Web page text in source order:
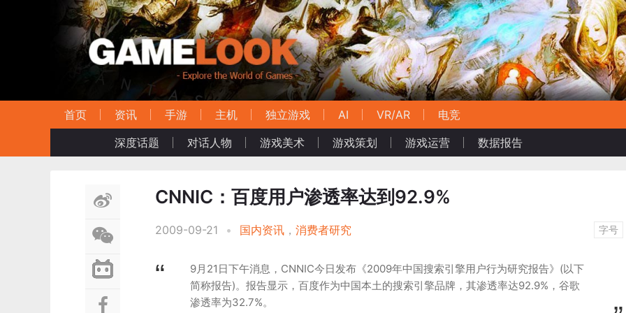
首页 资讯 手游 主机 独立游戏 AI VR/AR
电竞
深度话题
对话人物 游戏美术 游戏策划 游戏运营 数据报告
CNNIC：百度用户渗透率达到92.9%
2009-09-21 • 国内资讯 ， 消费者研究 字号
9月21日下午消息，CNNIC今日发布《2009年中国搜索引擎用户行为研究报告》(以下
简称报告)。报告显示，百度作为中国本土的搜索引擎品牌，其渗透率达92.9%，谷歌
渗透率为32.7%。